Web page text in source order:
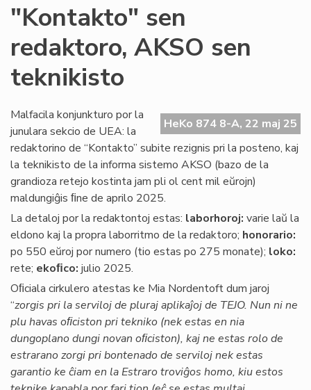
"Kontakto" sen
redaktoro, AKSO sen
teknikisto
HeKo 874 8-A, 22 maj 25
Malfacila konjunkturo por la
junulara sekcio de UEA: la
redaktorino de “Kontakto” subite rezignis pri la posteno, kaj
la teknikisto de la informa sistemo AKSO (bazo de la
grandioza retejo kostinta jam pli ol cent mil eŭrojn)
maldungiĝis ﬁne de aprilo 2025.
La detaloj por la redaktontoj estas: laborhoroj: varie laŭ la
eldono kaj la propra laborritmo de la redaktoro; honorario:
po 550 eŭroj por numero (tio estas po 275 monate); loko:
rete; ekoﬁco: julio 2025.
Oﬁciala cirkulero atestas ke Mia Nordentoft dum jaroj
“zorgis pri la serviloj de pluraj aplikaĵoj de TEJO. Nun ni ne
plu havas oﬁciston pri tekniko (nek estas en nia
dungoplano dungi novan oﬁciston), kaj ne estas rolo de
estrarano zorgi pri bontenado de serviloj nek estas
garantio ke ĉiam en la Estraro troviĝos homo, kiu estos